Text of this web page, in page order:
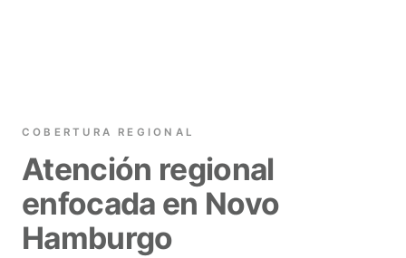
COBERTURA REGIONAL
Atención regional
enfocada en Novo
Hamburgo